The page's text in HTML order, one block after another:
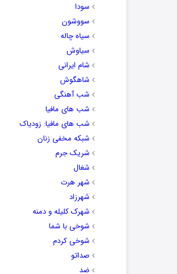
سودا
سووشون
سیاه چاله
سیاوش
شام ایرانی
شاهگوش
شب آهنگی
شب های مافیا
شب های مافیا: زودیاک
شبکه مخفی زنان
شریک جرم
شغال
شهر هرت
شهرزاد
شهرک کلیله و دمنه
شوخی با شما
شوخی کردم
صداتو
ضد